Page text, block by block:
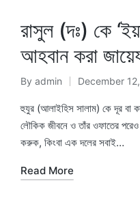
রাসুল (দঃ) কে
আহবান করা
Posted
by
By admin December
হুযুর (আলাইহিস সালাম) কে দূর বা
লৌকিক জীবনে ও তাঁর ওফাতের
করুক, কিংবা এক দলের সবাই…
Read More